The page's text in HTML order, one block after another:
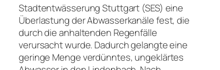
Stadtentwässerung Stuttgart (SES) eine
Überlastung der Abwasserkanäle fest, die
durch die anhaltenden Regenfälle
verursacht wurde. Dadurch gelangte eine
geringe Menge verdünntes, ungeklärtes